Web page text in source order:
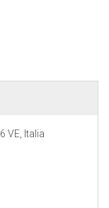
VE, Italia